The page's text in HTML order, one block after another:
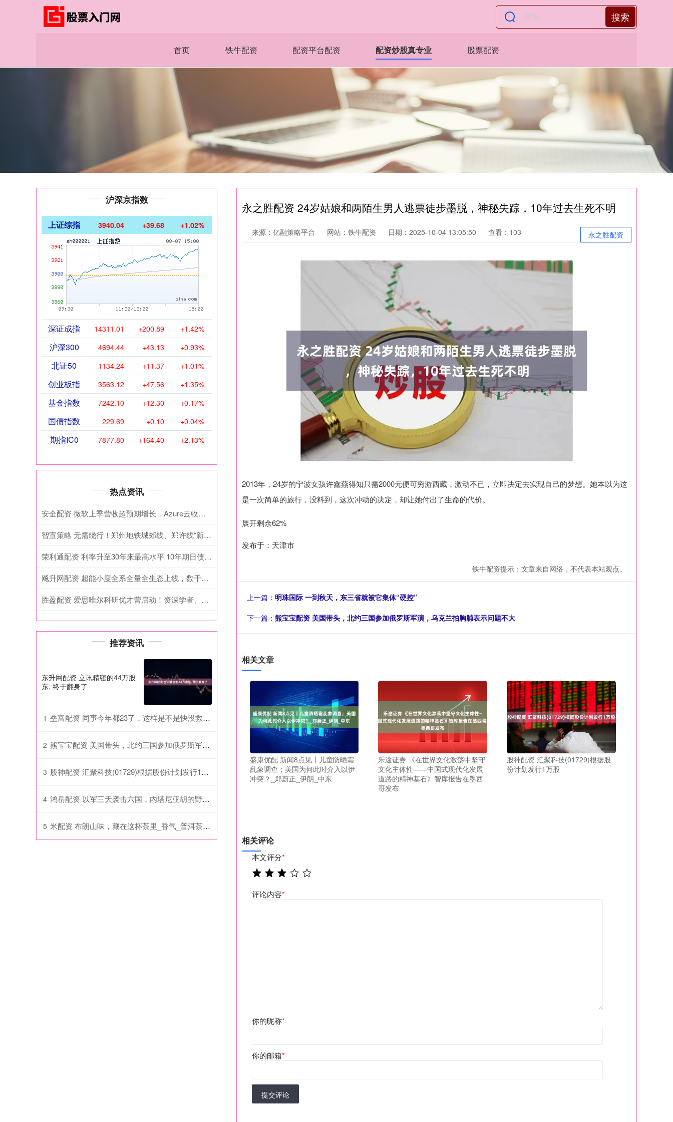
搜索
首页 铁牛配资 配资平台配资 配资炒股真专业 股票配资
永之胜配资 24岁姑娘和两陌生男人逃票徒步墨脱，神秘失踪，10年过去生死不明
永之胜配资
来源：亿融策略平台 网站：铁牛配资 日期：2025-10-04 13:05:50 查看：103
2013年，24岁的宁波女孩许鑫燕得知只需2000元便可穷游西藏，激动不已，立即决定去实现自己的梦想。她本以为这
是一次简单的旅行，没料到，这次冲动的决定，却让她付出了生命的代价。
展开剩余62%
发布于：天津市
铁牛配资提示：文章来自网络，不代表本站观点。
上一篇： 明珠国际 一到秋天，东三省就被它集体“硬控”
下一篇： 熊宝宝配资 美国带头，北约三国参加俄罗斯军演，乌克兰拍胸脯表示问题不大
相关文章
盛康优配 新闻8点见丨儿童防晒霜
乱象调查；美国为何此时介入以伊
冲突？_郑蔚正_伊朗_中东
乐途证券 《在世界文化激荡中坚守
文化主体性——中国式现代化发展
道路的精神基石》智库报告在墨西
哥发布
股神配资 汇聚科技(01729)根据股
份计划发行1万股
相关评论
本文评分*
评论内容*
你的昵称*
你的邮箱*
提交评论
沪深京指数
上证综指 3940.04 +39.68 +1.02%
深证成指 14311.01 +200.89 +1.42%
沪深300 4694.44 +43.13 +0.93%
北证50 1134.24 +11.37 +1.01%
创业板指 3563.12 +47.56 +1.35%
基金指数 7242.10 +12.30 +0.17%
国债指数 229.69 +0.10 +0.04%
期指IC0 7877.80 +164.40 +2.13%
热点资讯
安全配资 微软上季营收超预期增长，Azure云收入增40%，资本支出意外放缓 | 财报见闻
智宣策略 无需绕行！郑州地铁城郊线、郑许线“新郑机场站”换乘进入倒计时
荣利通配资 利率升至30年来最高水平 10年期日债收益率突破2%
飚升网配资 超能小度全系全量全生态上线，数千万台已售小度设备实现AI体验跃迁
胜盈配资 爱思唯尔科研优才营启动！资深学者、编辑带你打通科研发文全流程，专属证书等你领
推荐资讯
东升网配资 立讯精密的44万股
东, 终于翻身了
1 垒富配资 同事今年都23了，这样是不是快没救了，哈哈
2 熊宝宝配资 美国带头，北约三国参加俄罗斯军演，乌克兰拍胸脯表示问题不大
3 股神配资 汇聚科技(01729)根据股份计划发行1万股
4 鸿岳配资 以军三天袭击六国，内塔尼亚胡的野心刚公开，不料下一幕彻底破防
5 米配资 布朗山味，藏在这杯茶里_香气_普洱茶_山茶